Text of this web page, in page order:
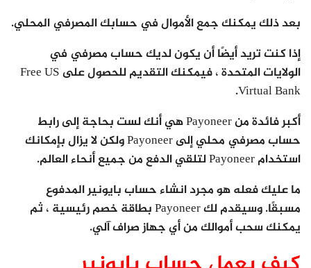
بعد ذلك يمكنك جمع الأموال في حسابك المصرفي المحلي.
إذا كنت تريد أيضًا أن يكون لديك حساب مصرفي في
الولايات المتحدة ، فيمكنك التقديم للحصول على Free US
Virtual Bank.
أكبر فائدة من Payoneer هي أنك لست بحاجة إلى رابط
حساب مصرفي محلي إلى Payoneer ولكن لا يزال بإمكانك
استخدام Payoneer لتلقي الدفع من جميع أنحاء العالم.
ما عليك فعله هو مجرد انشاء حساب بايونير المدفوع
مسبقًا. وسيقدم لك Payoneer بطاقة خصم رئيسية ، ثم
يمكنك سحب أموالك من أي جهاز صراف آلي.